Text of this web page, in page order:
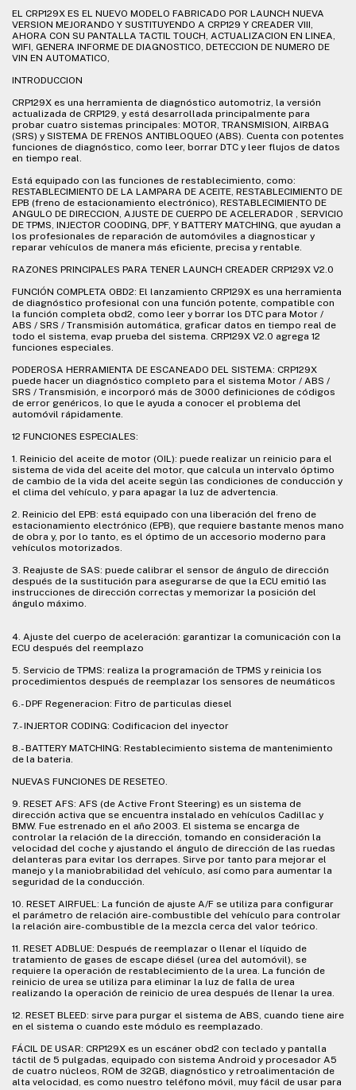
EL CRP129X ES EL NUEVO MODELO FABRICADO POR LAUNCH NUEVA
VERSION MEJORANDO Y SUSTITUYENDO A CRP129 Y CREADER VIII,
AHORA CON SU PANTALLA TACTIL TOUCH, ACTUALIZACION EN LINEA,
WIFI, GENERA INFORME DE DIAGNOSTICO, DETECCION DE NUMERO DE
VIN EN AUTOMATICO,
INTRODUCCION
CRP129X es una herramienta de diagnóstico automotriz, la versión
actualizada de CRP129, y está desarrollada principalmente para
probar cuatro sistemas principales: MOTOR, TRANSMISION, AIRBAG
(SRS) y SISTEMA DE FRENOS ANTIBLOQUEO (ABS). Cuenta con potentes
funciones de diagnóstico, como leer, borrar DTC y leer flujos de datos
en tiempo real.
Está equipado con las funciones de restablecimiento, como:
RESTABLECIMIENTO DE LA LAMPARA DE ACEITE, RESTABLECIMIENTO DE
EPB (freno de estacionamiento electrónico), RESTABLECIMIENTO DE
ANGULO DE DIRECCION, AJUSTE DE CUERPO DE ACELERADOR , SERVICIO
DE TPMS, INJECTOR COODING, DPF, Y BATTERY MATCHING, que ayudan a
los profesionales de reparación de automóviles a diagnosticar y
reparar vehículos de manera más eficiente, precisa y rentable.
RAZONES PRINCIPALES PARA TENER LAUNCH CREADER CRP129X V2.0
FUNCIÓN COMPLETA OBD2: El lanzamiento CRP129X es una herramienta
de diagnóstico profesional con una función potente, compatible con
la función completa obd2, como leer y borrar los DTC para Motor /
ABS / SRS / Transmisión automática, graficar datos en tiempo real de
todo el sistema, evap prueba del sistema. CRP129X V2.0 agrega 12
funciones especiales.
PODEROSA HERRAMIENTA DE ESCANEADO DEL SISTEMA: CRP129X
puede hacer un diagnóstico completo para el sistema Motor / ABS /
SRS / Transmisión, e incorporó más de 3000 definiciones de códigos
de error genéricos, lo que le ayuda a conocer el problema del
automóvil rápidamente.
12 FUNCIONES ESPECIALES:
1. Reinicio del aceite de motor (OIL): puede realizar un reinicio para el
sistema de vida del aceite del motor, que calcula un intervalo óptimo
de cambio de la vida del aceite según las condiciones de conducción y
el clima del vehículo, y para apagar la luz de advertencia.
2. Reinicio del EPB: está equipado con una liberación del freno de
estacionamiento electrónico (EPB), que requiere bastante menos mano
de obra y, por lo tanto, es el óptimo de un accesorio moderno para
vehículos motorizados.
3. Reajuste de SAS: puede calibrar el sensor de ángulo de dirección
después de la sustitución para asegurarse de que la ECU emitió las
instrucciones de dirección correctas y memorizar la posición del
ángulo máximo.
4. Ajuste del cuerpo de aceleración: garantizar la comunicación con la
ECU después del reemplazo
5. Servicio de TPMS: realiza la programación de TPMS y reinicia los
procedimientos después de reemplazar los sensores de neumáticos
6.- DPF Regeneracion: Fitro de particulas diesel
7.- INJERTOR CODING: Codificacion del inyector
8.- BATTERY MATCHING: Restablecimiento sistema de mantenimiento
de la bateria.
NUEVAS FUNCIONES DE RESETEO.
9. RESET AFS: AFS (de Active Front Steering) es un sistema de
dirección activa que se encuentra instalado en vehículos Cadillac y
BMW. Fue estrenado en el año 2003. El sistema se encarga de
controlar la relación de la dirección, tomando en consideración la
velocidad del coche y ajustando el ángulo de dirección de las ruedas
delanteras para evitar los derrapes. Sirve por tanto para mejorar el
manejo y la maniobrabilidad del vehículo, así como para aumentar la
seguridad de la conducción.
10. RESET AIRFUEL: La función de ajuste A/F se utiliza para configurar
el parámetro de relación aire-combustible del vehículo para controlar
la relación aire-combustible de la mezcla cerca del valor teórico.
11. RESET ADBLUE: Después de reemplazar o llenar el líquido de
tratamiento de gases de escape diésel (urea del automóvil), se
requiere la operación de restablecimiento de la urea. La función de
reinicio de urea se utiliza para eliminar la luz de falla de urea
realizando la operación de reinicio de urea después de llenar la urea.
12. RESET BLEED: sirve para purgar el sistema de ABS, cuando tiene aire
en el sistema o cuando este módulo es reemplazado.
FÁCIL DE USAR: CRP129X es un escáner obd2 con teclado y pantalla
táctil de 5 pulgadas, equipado con sistema Android y procesador A5
de cuatro núcleos, ROM de 32GB, diagnóstico y retroalimentación de
alta velocidad, es como nuestro teléfono móvil, muy fácil de usar para